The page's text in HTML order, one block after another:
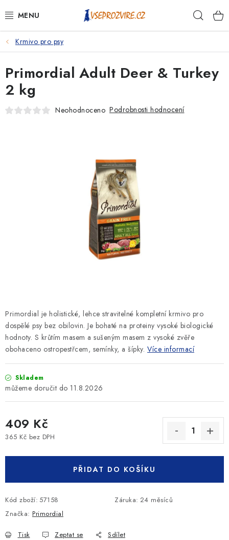
na
PSI
KOČKY
KONĚ
KRÁLÍCI/HLODAVCI/PTÁCI
Krmivo pro psy
Primordial je holistické, lehce stravitelné kompletní krmivo pro
dospělé psy bez obilovin. Je bohaté na proteiny vysoké biologické
hodnoty. S krůtím masem a sušeným masem z vysoké zvěře
obohaceno ostropestřcem, semínky, a šípky. Více informací
Skladem
11.8.2026
409 Kč
365 Kč bez DPH
PŘIDAT DO KOŠÍKU
Kód zboží: 57158 Záruka: 24 měsíců
Značka: Primordial
Tisk Zeptat se Sdílet
Primordial Adult Deer & Turkey
2 kg
Neohodnoceno Podrobnosti hodnocení